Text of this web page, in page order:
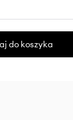
do koszyka